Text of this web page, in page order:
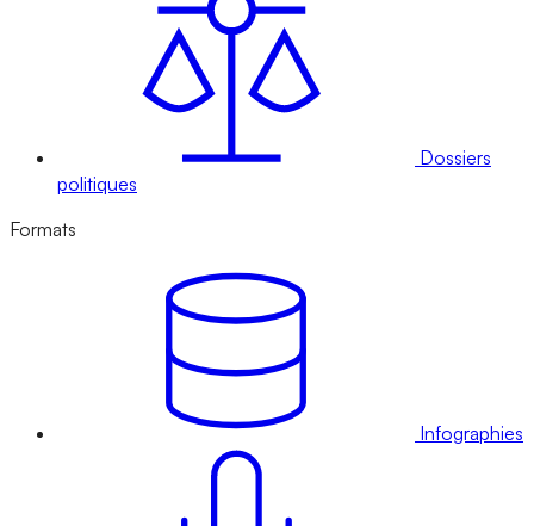
Dossiers
politiques
Formats
Infographies